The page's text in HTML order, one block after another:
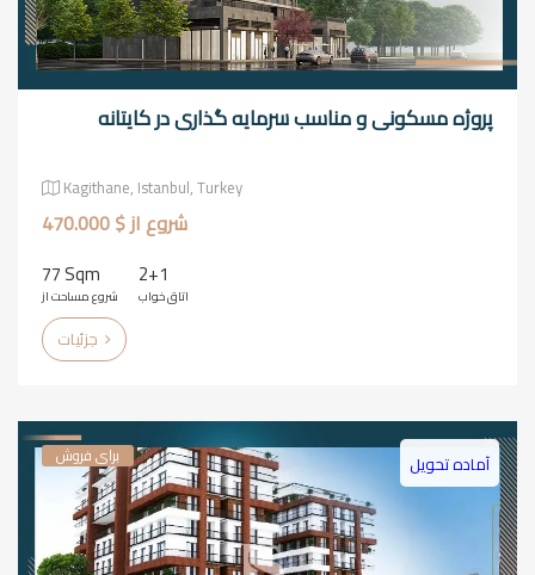
پروژه مسکونی و مناسب سرمایه گذاری در کایتانه
Kagithane, Istanbul, Turkey
شروع از $ 470.000
77 Sqm
شروع مساحت از
2+1
اتاق خواب
برای فروش آماده تحویل